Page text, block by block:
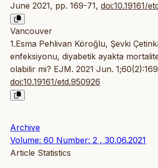
June 2021, pp. 169-71, doi:10.19161/
Vancouver
1.Esma Pehlivan Köroğlu, Şevki
enfeksiyonu, diyabetik ayakta
olabilir mi? EJM. 2021 Jun.
doi:10.19161/etd.950926
Archive
Volume: 60 Number: 2 , 30.06.2021
Article Statistics